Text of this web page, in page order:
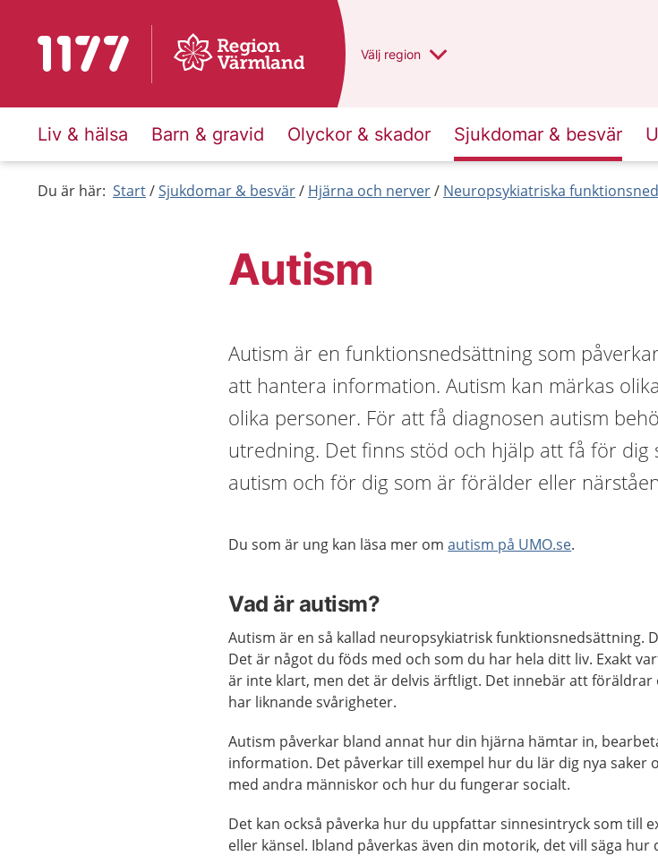
Till startsidan för 1177 Du har valt region
Välj en annan
region
Liv & hälsa Barn & gravid Olyckor & skador Sjukdomar & besvär
Du är här: Start Sjukdomar & besvär Hjärna och nerver Neuropsykiatriska
Autism
Autism är en funktionsnedsättning som
att hantera information. Autism kan märkas
olika personer. För att få diagnosen autism
utredning. Det finns stöd och hjälp att få för dig
autism och för dig som är förälder eller
Du som är ung kan läsa mer omautism på UMO.se.
Vad är autism?
Autism är en så kallad neuropsykiatrisk funktionsnedsättning.
Det är något du föds med och som du har hela ditt liv. Exakt
är inte klart, men det är delvis ärftligt. Det innebär att föräldrar
har liknande svårigheter.
Autism påverkar bland annat hur din hjärna hämtar in,
information. Det påverkar till exempel hur du lär dig nya saker
med andra människor och hur du fungerar socialt.
Det kan också påverka hur du uppfattar sinnesintryck som till
eller känsel. Ibland påverkas även din motorik, det vill säga hur